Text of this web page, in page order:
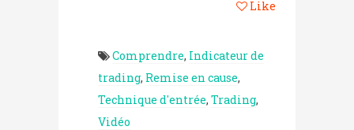
Like
Comprendre, Indicateur de
trading, Remise en cause,
Technique d'entrée, Trading,
Vidéo